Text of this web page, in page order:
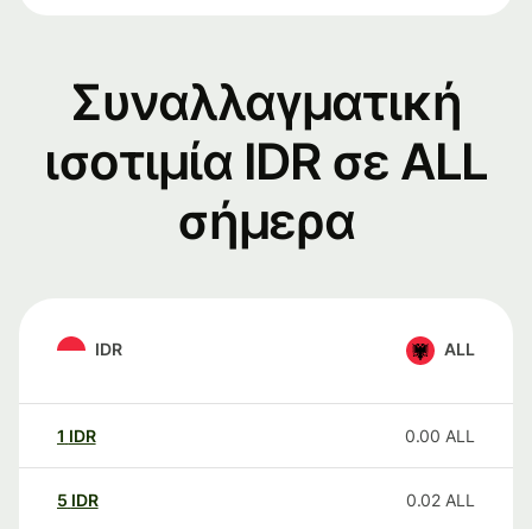
Συναλλαγματική
ισοτιμία IDR σε ALL
σήμερα
IDR ALL
1 IDR 0.00 ALL
5 IDR 0.02 ALL